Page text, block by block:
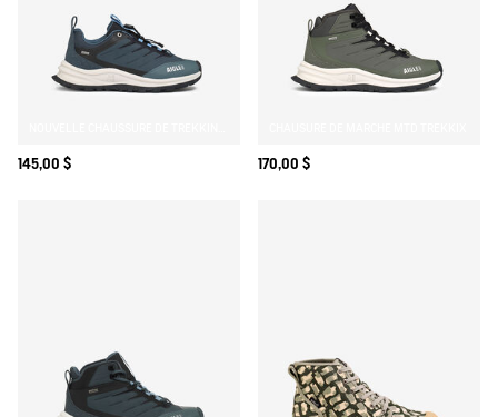
145,00 $ 170,00 $